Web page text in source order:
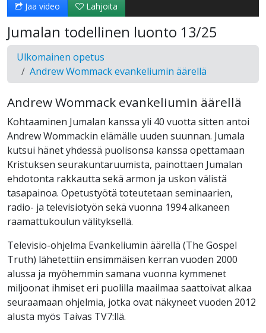
Jaa video Lahjoita
Jumalan todellinen luonto 13/25
Ulkomainen opetus
Andrew Wommack evankeliumin äärellä
Andrew Wommack evankeliumin äärellä
Kohtaaminen Jumalan kanssa yli 40 vuotta sitten antoi
Andrew Wommackin elämälle uuden suunnan. Jumala
kutsui hänet yhdessä puolisonsa kanssa opettamaan
Kristuksen seurakuntaruumista, painottaen Jumalan
ehdotonta rakkautta sekä armon ja uskon välistä
tasapainoa. Opetustyötä toteutetaan seminaarien,
radio- ja televisiotyön sekä vuonna 1994 alkaneen
raamattukoulun välityksellä.
Televisio-ohjelma Evankeliumin äärellä (The Gospel
Truth) lähetettiin ensimmäisen kerran vuoden 2000
alussa ja myöhemmin samana vuonna kymmenet
miljoonat ihmiset eri puolilla maailmaa saattoivat alkaa
seuraamaan ohjelmia, jotka ovat näkyneet vuoden 2012
alusta myös Taivas TV7:llä.